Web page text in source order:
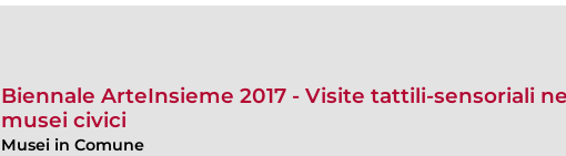
Biennale ArteInsieme 2017 - Visite tattili-sensoriali
musei civici
Musei in Comune